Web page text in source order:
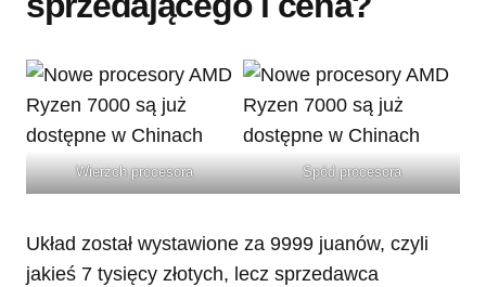
Wierzch procesora Spód procesora
Układ został wystawione za 9999 juanów, czyli
jakieś 7 tysięcy złotych, lecz sprzedawca